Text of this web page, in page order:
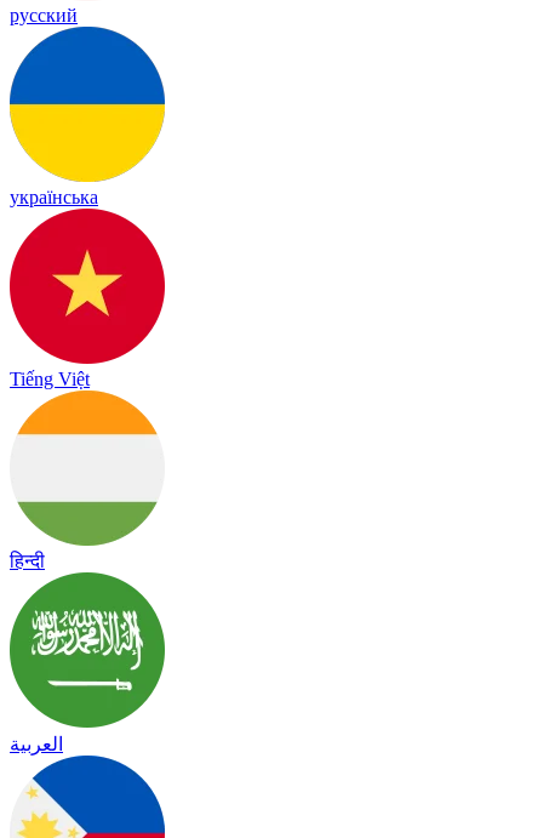
русский
українська
Tiếng Việt
हिन्दी
العربية